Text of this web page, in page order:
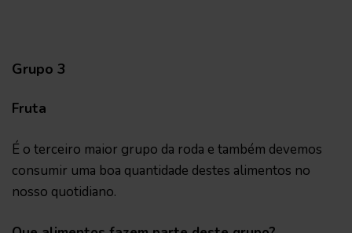
Grupo 3
Fruta
É o terceiro maior grupo da roda e também devemos
consumir uma boa quantidade destes alimentos no
nosso quotidiano.